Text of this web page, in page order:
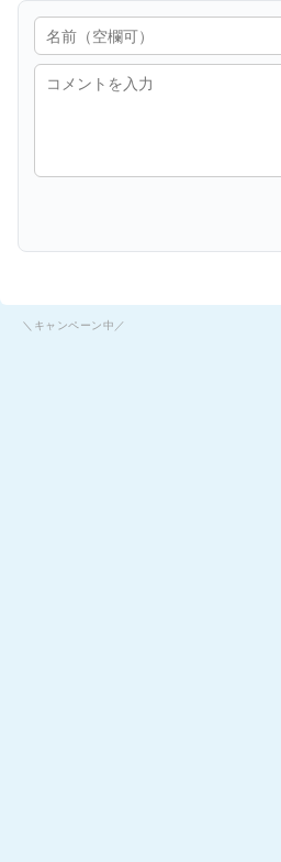
＼キャンペーン中／